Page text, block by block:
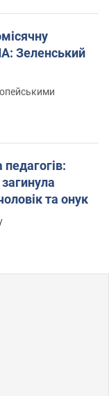
Зеленський
та онук